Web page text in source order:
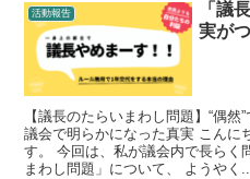
活動報告
「議
実が
【議長のたらいまわし問題】“偶然
議会で明らかになった真実 こんに
す。 今回は、私が議会内で長らく
まわし問題」について、 ようやく